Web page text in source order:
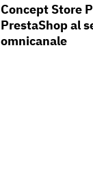
Concept Store
PrestaShop al
omnicanale